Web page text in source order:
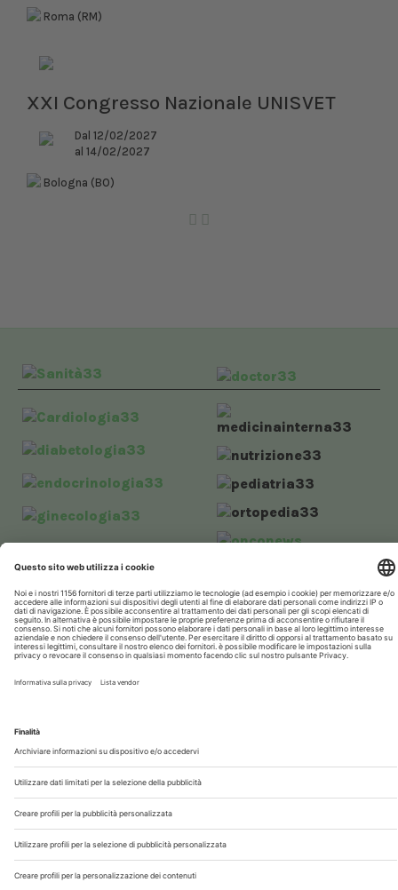
Roma (RM)
XXI Congresso Nazionale UNISVET
Dal 12/02/2027
al 14/02/2027
Bologna (BO)